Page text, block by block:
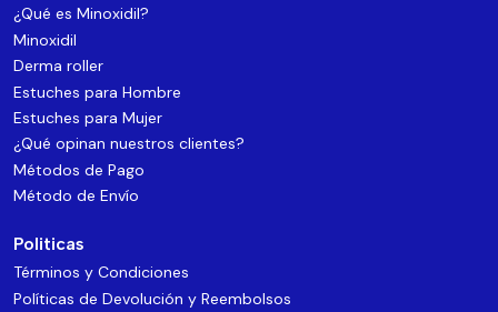
¿Qué es Minoxidil?
Minoxidil
Derma roller
Estuches para Hombre
Estuches para Mujer
¿Qué opinan nuestros clientes?
Métodos de Pago
Método de Envío
Politicas
Términos y Condiciones
Políticas de Devolución y Reembolsos